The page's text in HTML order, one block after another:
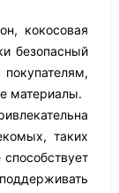
кокосовая
безопасный
материалы.
таких